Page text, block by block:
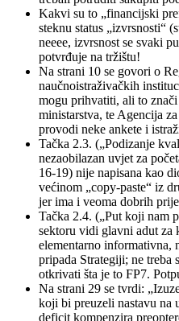
Kakvi su to „financijski
steknu status „izvrsnosti“
neeee, izvrsnost se svaki
potvrđuje na tržištu!
Na strani 10 se govori o
naučnoistraživačkih
mogu prihvatiti, ali to
ministarstva, te Agencija
provodi neke ankete i
Tačka 2.3. („Podizanje
nezaobilazan uvjet za
16-19) nije napisana kao
većinom „copy-paste“ iz
jer ima i veoma dobrih
Tačka 2.4. („Put koji nam
sektoru vidi glavni adut za
elementarno informativna,
pripada Strategiji; ne treba
otkrivati šta je to FP7.
Na strani 29 se tvrdi:
koji bi preuzeli nastavu na
deficit kompenzira